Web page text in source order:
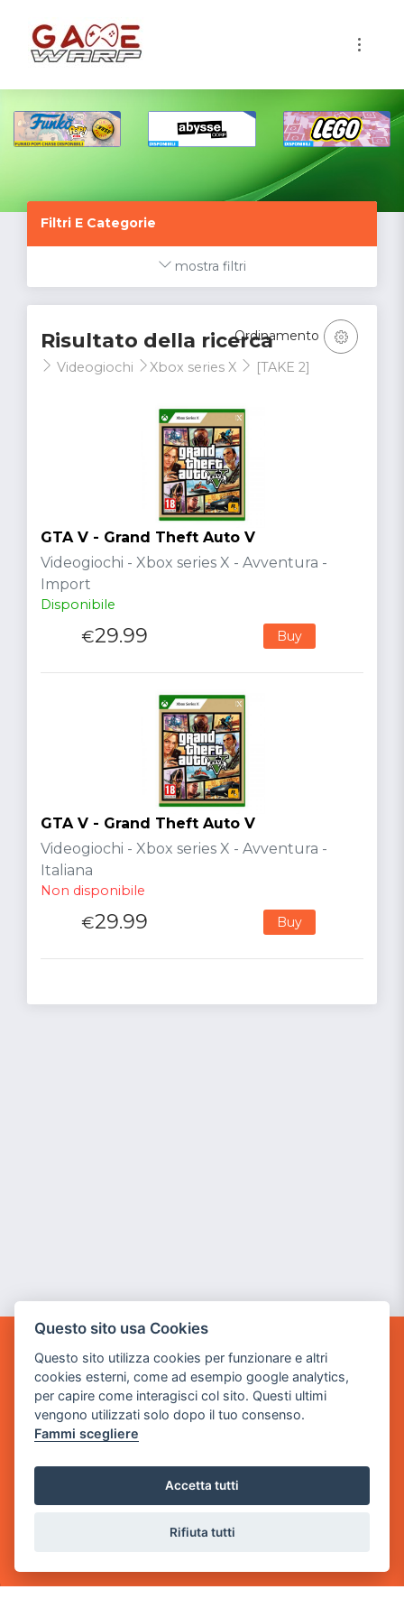
Filtri E Categorie
mostra filtri
Risultato della ricerca
Videogiochi Xbox series X [TAKE 2]
Ordinamento
GTA V - Grand Theft Auto V
Videogiochi - Xbox series X - Avventura -
Import
Disponibile
€29.99 Buy
GTA V - Grand Theft Auto V
Videogiochi - Xbox series X - Avventura -
Italiana
Non disponibile
€29.99 Buy
GAME WARP
BY POWER GAME SRL
Sede Legale
via Villaggio dei Platani, 3
via Industriale, 2 - 25082 Botticino, BS
Partita iva 03308130982
CONTATTI
Questo sito usa Cookies
Questo sito utilizza cookies per funzionare e altri
cookies esterni, come ad esempio google analytics,
per capire come interagisci col sito. Questi ultimi
vengono utilizzati solo dopo il tuo consenso.
Fammi scegliere
Accetta tutti
Rifiuta tutti